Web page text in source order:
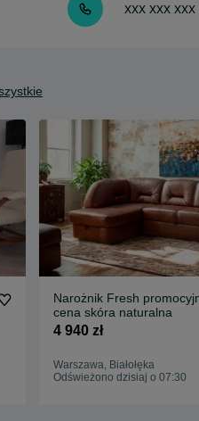
xxx xxx xxx
Narożnik Fresh
cena skóra naturalna
4 940 zł
Warszawa, Białołęka
Odświeżono dzisiaj o 07:30